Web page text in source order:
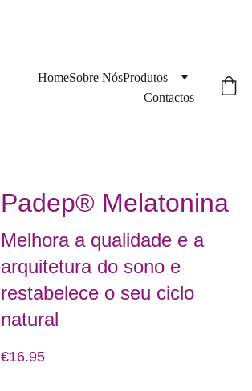
HomeSobre NósProdutos
Contactos
Padep® Melatonina
Melhora a qualidade e a
arquitetura do sono e
restabelece o seu ciclo
natural
€16.95